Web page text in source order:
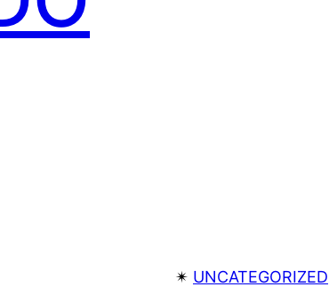
✴︎ UNCATEGORIZED